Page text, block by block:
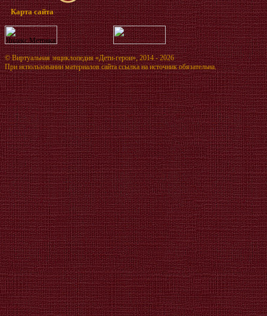
Карта сайта
©Виртуальная энциклопедия «Дети-герои», 2014 - 2026
При использовании материалов сайта ссылка на источник обязательна.